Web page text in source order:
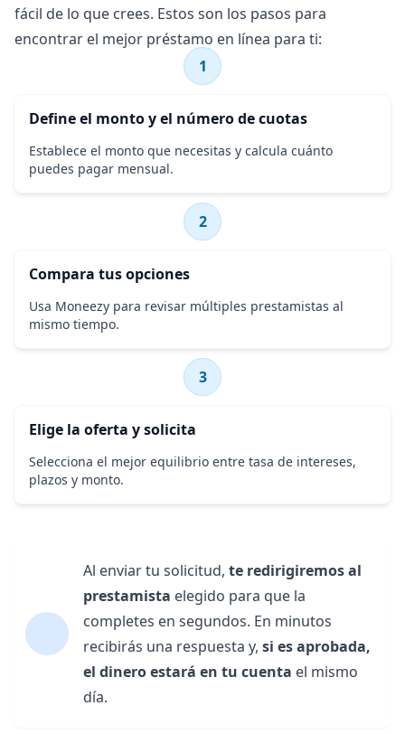
fácil de lo que crees. Estos son los pasos para
encontrar el mejor préstamo en línea para ti:
1
Define el monto y el número de cuotas
Establece el monto que necesitas y calcula cuánto
puedes pagar mensual.
2
Compara tus opciones
Usa Moneezy para revisar múltiples prestamistas al
mismo tiempo.
3
Elige la oferta y solicita
Selecciona el mejor equilibrio entre tasa de intereses,
plazos y monto.
Al enviar tu solicitud, te redirigiremos al
prestamista elegido para que la
completes en segundos. En minutos
recibirás una respuesta y, si es aprobada,
el dinero estará en tu cuenta el mismo
día.